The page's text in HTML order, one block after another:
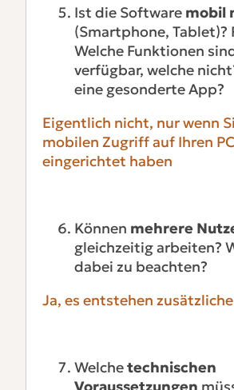
Ist die Software mobil
(Smartphone, Tablet)?
Welche Funktionen
verfügbar, welche
eine gesonderte App?
Eigentlich nicht, nur wenn
mobilen Zugriff auf Ihren
eingerichtet haben
Können mehrere
gleichzeitig arbeiten?
dabei zu beachten?
Ja, es entstehen
Welchetechnischen